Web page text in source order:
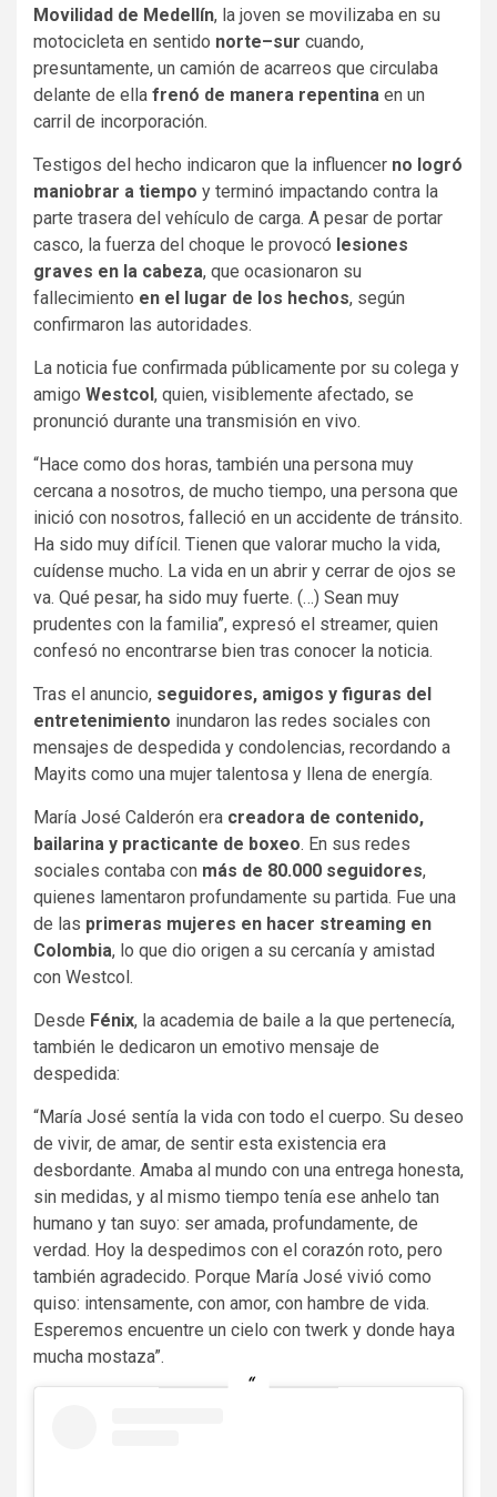
Movilidad de Medellín, la joven se movilizaba en su
motocicleta en sentido norte–sur cuando,
presuntamente, un camión de acarreos que circulaba
delante de ella frenó de manera repentina en un
carril de incorporación.
Testigos del hecho indicaron que la influencer no logró
maniobrar a tiempo y terminó impactando contra la
parte trasera del vehículo de carga. A pesar de portar
casco, la fuerza del choque le provocó lesiones
graves en la cabeza, que ocasionaron su
fallecimiento en el lugar de los hechos, según
confirmaron las autoridades.
La noticia fue confirmada públicamente por su colega y
amigo Westcol, quien, visiblemente afectado, se
pronunció durante una transmisión en vivo.
“Hace como dos horas, también una persona muy
cercana a nosotros, de mucho tiempo, una persona que
inició con nosotros, falleció en un accidente de tránsito.
Ha sido muy difícil. Tienen que valorar mucho la vida,
cuídense mucho. La vida en un abrir y cerrar de ojos se
va. Qué pesar, ha sido muy fuerte. (…) Sean muy
prudentes con la familia”, expresó el streamer, quien
confesó no encontrarse bien tras conocer la noticia.
Tras el anuncio, seguidores, amigos y figuras del
entretenimiento inundaron las redes sociales con
mensajes de despedida y condolencias, recordando a
Mayits como una mujer talentosa y llena de energía.
María José Calderón era creadora de contenido,
bailarina y practicante de boxeo. En sus redes
sociales contaba con más de 80.000 seguidores,
quienes lamentaron profundamente su partida. Fue una
de las primeras mujeres en hacer streaming en
Colombia, lo que dio origen a su cercanía y amistad
con Westcol.
Desde Fénix, la academia de baile a la que pertenecía,
también le dedicaron un emotivo mensaje de
despedida:
“María José sentía la vida con todo el cuerpo. Su deseo
de vivir, de amar, de sentir esta existencia era
desbordante. Amaba al mundo con una entrega honesta,
sin medidas, y al mismo tiempo tenía ese anhelo tan
humano y tan suyo: ser amada, profundamente, de
verdad. Hoy la despedimos con el corazón roto, pero
también agradecido. Porque María José vivió como
quiso: intensamente, con amor, con hambre de vida.
Esperemos encuentre un cielo con twerk y donde haya
mucha mostaza”.